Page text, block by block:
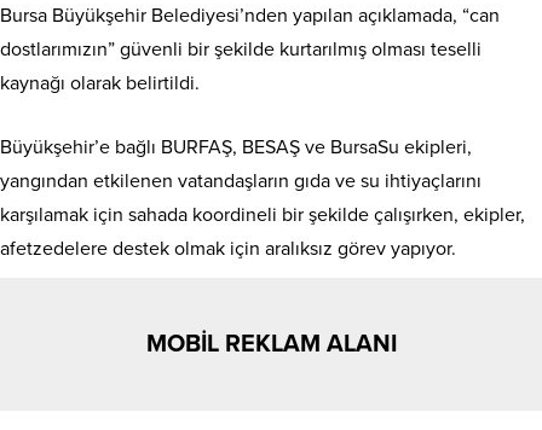
Bursa Büyükşehir Belediyesi’nden yapılan açıklamada, “can
dostlarımızın” güvenli bir şekilde kurtarılmış olması teselli
kaynağı olarak belirtildi.
Büyükşehir’e bağlı BURFAŞ, BESAŞ ve BursaSu ekipleri,
yangından etkilenen vatandaşların gıda ve su ihtiyaçlarını
karşılamak için sahada koordineli bir şekilde çalışırken, ekipler,
afetzedelere destek olmak için aralıksız görev yapıyor.
MOBİL REKLAM ALANI